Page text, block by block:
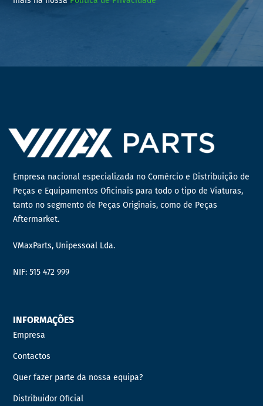
Empresa nacional especializada no Comércio e Distribuição de
Peças e Equipamentos Oficinais para todo o tipo de Viaturas,
tanto no segmento de Peças Originais, como de Peças
Aftermarket.
VMaxParts, Unipessoal Lda.
NIF: 515 472 999
INFORMAÇÕES
Empresa
Contactos
Quer fazer parte da nossa equipa?
Distribuidor Oficial